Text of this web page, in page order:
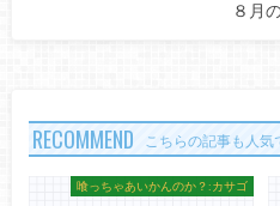
８月
RECOMMEND こちらの記事も人気
喰っちゃあいかんのか？:カサゴ